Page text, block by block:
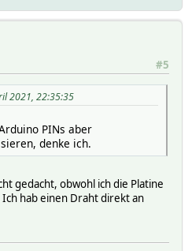
#5
2021, 22:35:35
PINs aber
denke ich.
gedacht, obwohl ich die Platine
hab einen Draht direkt an